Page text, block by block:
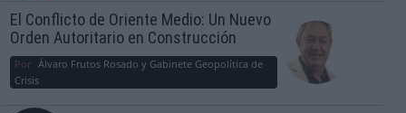
El Conflicto de Oriente Medio: Un Nuevo
Orden Autoritario en Construcción
Por Álvaro Frutos Rosado y Gabinete Geopolítica de
Crisis